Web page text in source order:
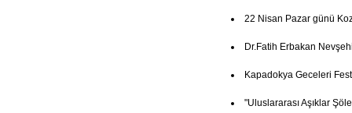
22 Nisan Pazar günü
Dr.Fatih Erbakan
Kapadokya Geceleri
"Uluslararası Aşıklar